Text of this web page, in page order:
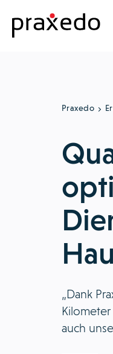
Praxedo
„Dank
auch